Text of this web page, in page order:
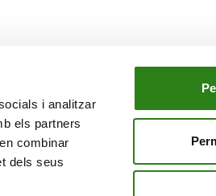
i analitzar
els partners
combinar
dels seus
EL NOSTRE GRUP